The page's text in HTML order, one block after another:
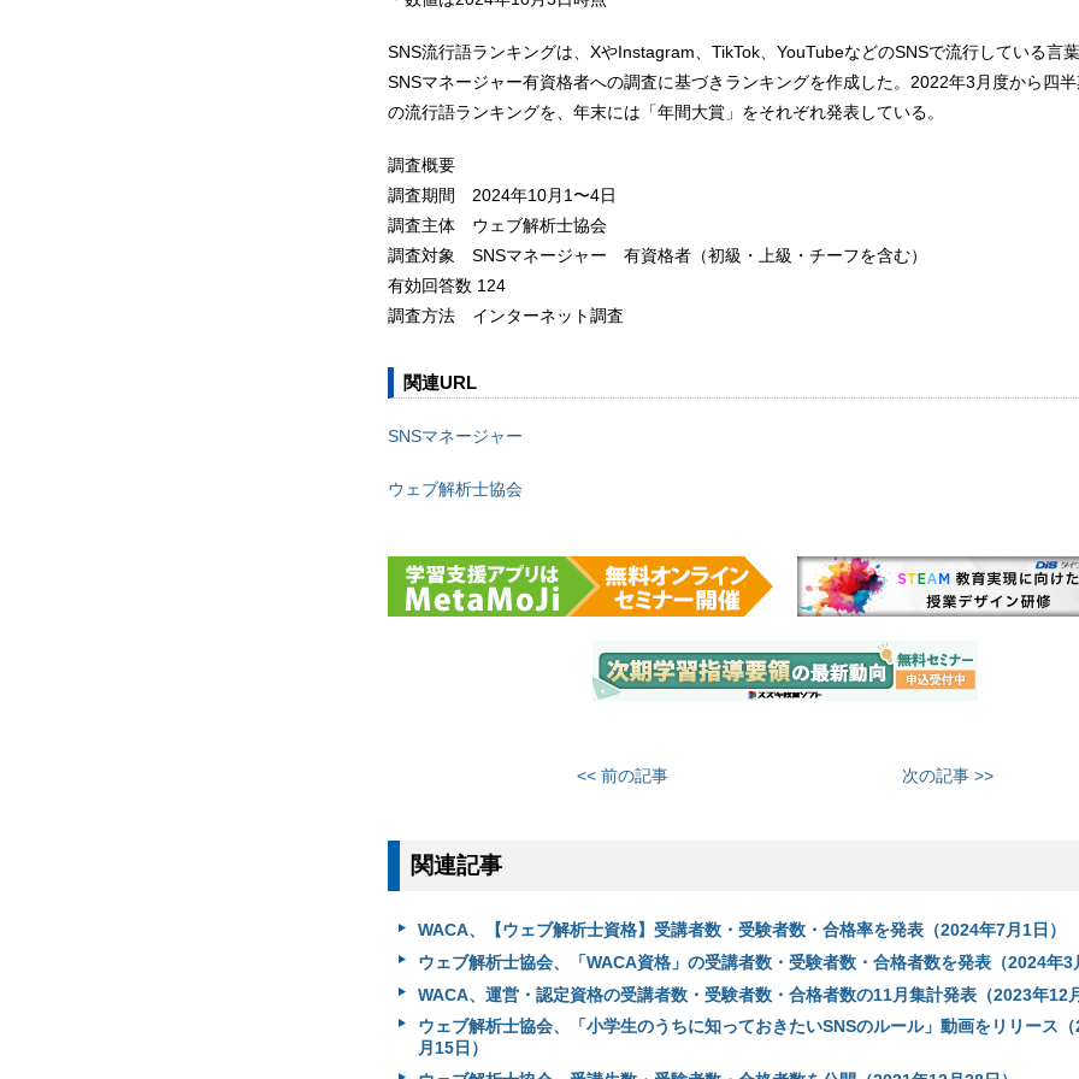
SNS流行語ランキングは、XやInstagram、TikTok、YouTubeなどのSNSで流行している言葉
SNSマネージャー有資格者への調査に基づきランキングを作成した。2022年3月度から四
の流行語ランキングを、年末には「年間大賞」をそれぞれ発表している。
調査概要
調査期間 2024年10月1〜4日
調査主体 ウェブ解析士協会
調査対象 SNSマネージャー 有資格者（初級・上級・チーフを含む）
有効回答数 124
調査方法 インターネット調査
関連URL
SNSマネージャー
ウェブ解析士協会
<< 前の記事 次の記事 >>
関連記事
WACA、【ウェブ解析士資格】受講者数・受験者数・合格率を発表（2024年7月1日）
ウェブ解析士協会、「WACA資格」の受講者数・受験者数・合格者数を発表（2024年3
WACA、運営・認定資格の受講者数・受験者数・合格者数の11月集計発表（2023年12
ウェブ解析士協会、「小学生のうちに知っておきたいSNSのルール」動画をリリース
月15日）